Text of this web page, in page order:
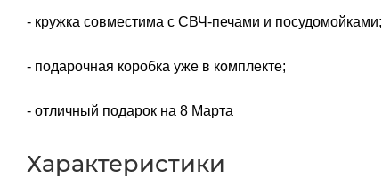
- кружка совместима с СВЧ-печами и посудомойками;
- подарочная коробка уже в комплекте;
- отличный подарок на 8 Марта
Характеристики